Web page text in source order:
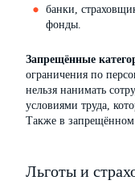
банки,
фонды.
Запрещённые
ограничения по
нельзя нанимать
условиями труда,
Также в
Льготы и